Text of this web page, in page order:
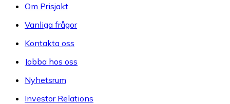
Om Prisjakt
Vanliga frågor
Kontakta oss
Jobba hos oss
Nyhetsrum
Investor Relations